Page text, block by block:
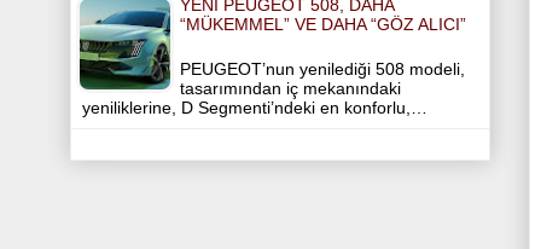
YENI PEUGEOT 508, DAHA
“MÜKEMMEL” VE DAHA “GÖZ ALICI”
PEUGEOT’nun yenilediği 508 modeli,
tasarımından iç mekanındaki
yeniliklerine, D Segmenti’ndeki en konforlu,…